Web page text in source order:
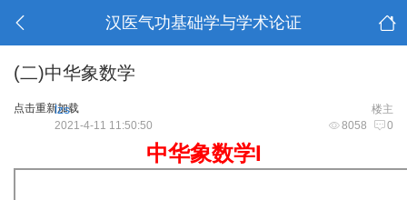
汉医气功基础学与学术论证
(二)中华象数学
点击重新加载 楼主
lzs
8058 0
2021-4-11 11:50:50
中华象数学I